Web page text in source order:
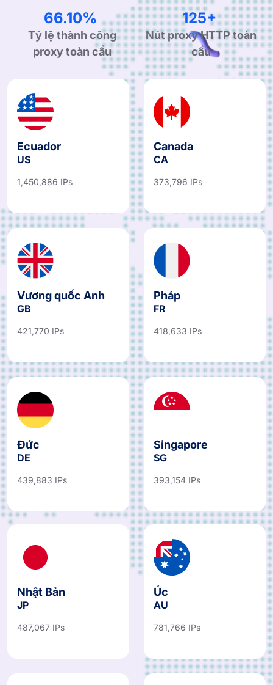
99.90%
Tỷ lệ thành công
proxy toàn cầu
190+
Nút proxy HTTP toàn
cầu
Ecuador
US
1,450,886 IPs
Canada
CA
373,796 IPs
Vương quốc Anh
GB
421,770 IPs
Pháp
FR
418,633 IPs
Đức
DE
439,883 IPs
Singapore
SG
393,154 IPs
Nhật Bản
JP
487,067 IPs
Úc
AU
781,766 IPs